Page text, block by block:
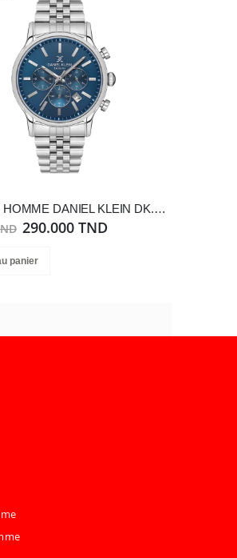
MONTRE HOMME DANIEL KLEIN DK.1.13646-3
290.000 TND
panier